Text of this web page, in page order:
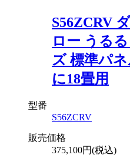
S56ZCRV
ロー うる
ズ 標準パ
に18畳用
型番
S56ZCRV
販売価格
375,100円(税込)